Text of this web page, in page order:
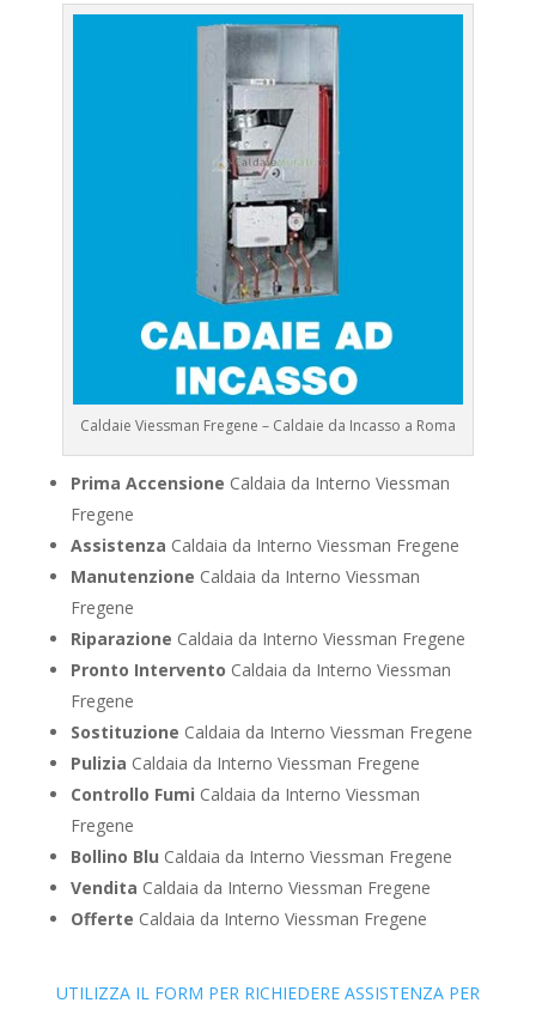
Caldaie Viessman Fregene – Caldaie da Incasso a Roma
Prima Accensione Caldaia da Interno Viessman
Fregene
Assistenza Caldaia da Interno Viessman Fregene
Manutenzione Caldaia da Interno Viessman
Fregene
Riparazione Caldaia da Interno Viessman Fregene
Pronto Intervento Caldaia da Interno Viessman
Fregene
Sostituzione Caldaia da Interno Viessman Fregene
Pulizia Caldaia da Interno Viessman Fregene
Controllo Fumi Caldaia da Interno Viessman
Fregene
Bollino Blu Caldaia da Interno Viessman Fregene
Vendita Caldaia da Interno Viessman Fregene
Offerte Caldaia da Interno Viessman Fregene
UTILIZZA IL FORM PER RICHIEDERE ASSISTENZA PER